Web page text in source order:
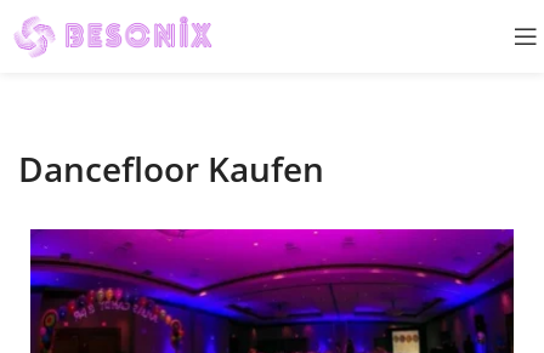
Dancefloor Kaufen